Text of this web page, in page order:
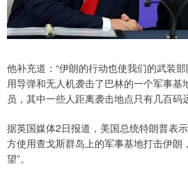
他补充道：“伊朗的行动也使我们的武装
用导弹和无人机袭击了巴林的一个军事基
员，其中一些人距离袭击地点只有几百码
据英国媒体2日报道，美国总统特朗普表
方使用查戈斯群岛上的军事基地打击伊朗
望”。